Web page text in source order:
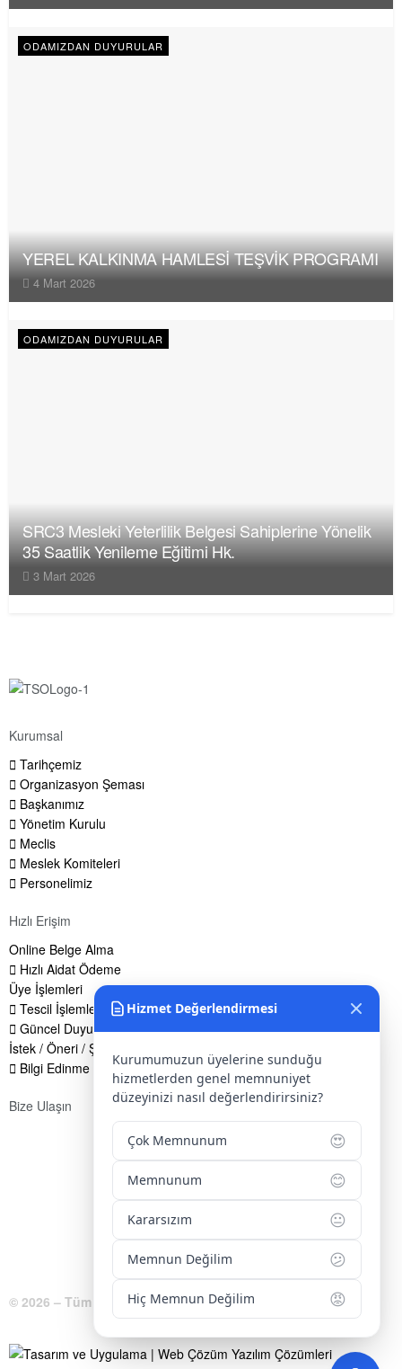
ODAMIZDAN DUYURULAR
YEREL KALKINMA HAMLESİ TEŞVİK PROGRAMI
4 Mart 2026
ODAMIZDAN DUYURULAR
SRC3 Mesleki Yeterlilik Belgesi Sahiplerine Yönelik
35 Saatlik Yenileme Eğitimi Hk.
3 Mart 2026
Kurumsal
Tarihçemiz
Organizasyon Şeması
Başkanımız
Yönetim Kurulu
Meclis
Meslek Komiteleri
Personelimiz
Hızlı Erişim
Online Belge Alma
Hızlı Aidat Ödeme
Üye İşlemleri
Tescil İşlemleri
Güncel Duyurular
İstek / Öneri / Şikayet Formu
Bilgi Edinme Hakkı
Bize Ulaşın
Yenice Mah. Atatürk Cad. Tüccarlar İşhanı Kat:1 No:1
KIRŞEHİR / TÜRKİYE
0 386 213 11 86
0 544 213 11 86
bilgi@kirsehirtso.org.tr
© 2026 – Tüm Hakları Saklıdır.
Hizmet Değerlendirmesi
Kurumumuzun üyelerine sunduğu
hizmetlerden genel memnuniyet
düzeyinizi nasıl değerlendirirsiniz?
Çok Memnunum 😍
Memnunum 😊
Kararsızım 😐
Memnun Değilim 😕
Hiç Memnun Değilim 😡